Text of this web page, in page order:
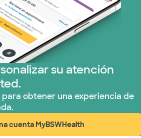
su atención
para obtener una experiencia de
cuenta MyBSWHealth
(abre en ventana nueva)